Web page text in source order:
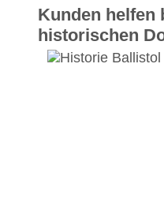
Kunden helfen
historischen